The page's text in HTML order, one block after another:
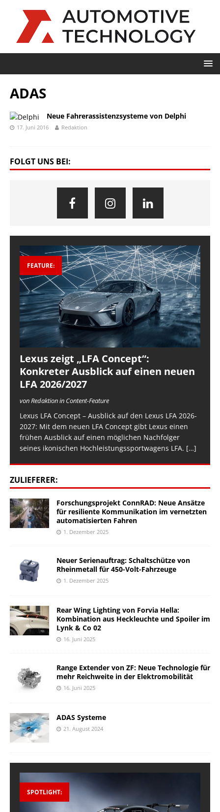
ADAS
Neue Fahrerassistenzsysteme von Delphi
17. Juni 2016 Redaktion
FOLGT UNS BEI:
FEATURE:
Lexus zeigt „LFA Concept“:
Konkreter Ausblick auf einen neuen
LFA 2026/2027
von Redaktion in Content-Feature
Lexus LFA Concept – Ausblick auf den Lexus LFA 2026-
2027: Mit dem neuen LFA Concept gibt Lexus einen
frühen Ausblick auf einen möglichen Nachfolger
seines ikonischen Hochleistungssportwagens LFA. […]
ZULIEFERER:
Forschungsprojekt ConnRAD: Neue Ansätze
für resiliente Kommunikation im vernetzten
automatisierten Fahren
1. Dezember 2025
Neuer Serienauftrag: Schaltschütze von
Rheinmetall für 450-Volt-Fahrzeuge
1. Dezember 2025
Rear Wing Lighting von Forvia Hella:
Kombination aus Heckleuchte und Spoiler im
Lynk & Co 02
16. Juni 2025
Range Extender von ZF: Neue Technologie für
mehr Reichweite in der Elektromobilität
16. Juni 2025
ADAS Systeme
21. August 2024
SPOTLIGHT: